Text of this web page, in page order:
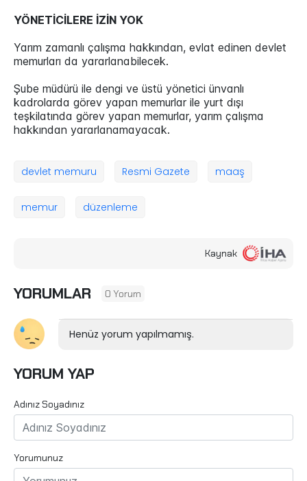
YÖNETİCİLERE İZİN YOK
Yarım zamanlı çalışma hakkından, evlat edinen devlet
memurları da yararlanabilecek.
Şube müdürü ile dengi ve üstü yönetici ünvanlı
kadrolarda görev yapan memurlar ile yurt dışı
teşkilatında görev yapan memurlar, yarım çalışma
hakkından yararlanamayacak.
devlet memuru Resmi Gazete maaş
memur düzenleme
Kaynak
YORUMLAR 0 Yorum
Henüz yorum yapılmamış.
YORUM YAP
Adınız Soyadınız
Yorumunuz